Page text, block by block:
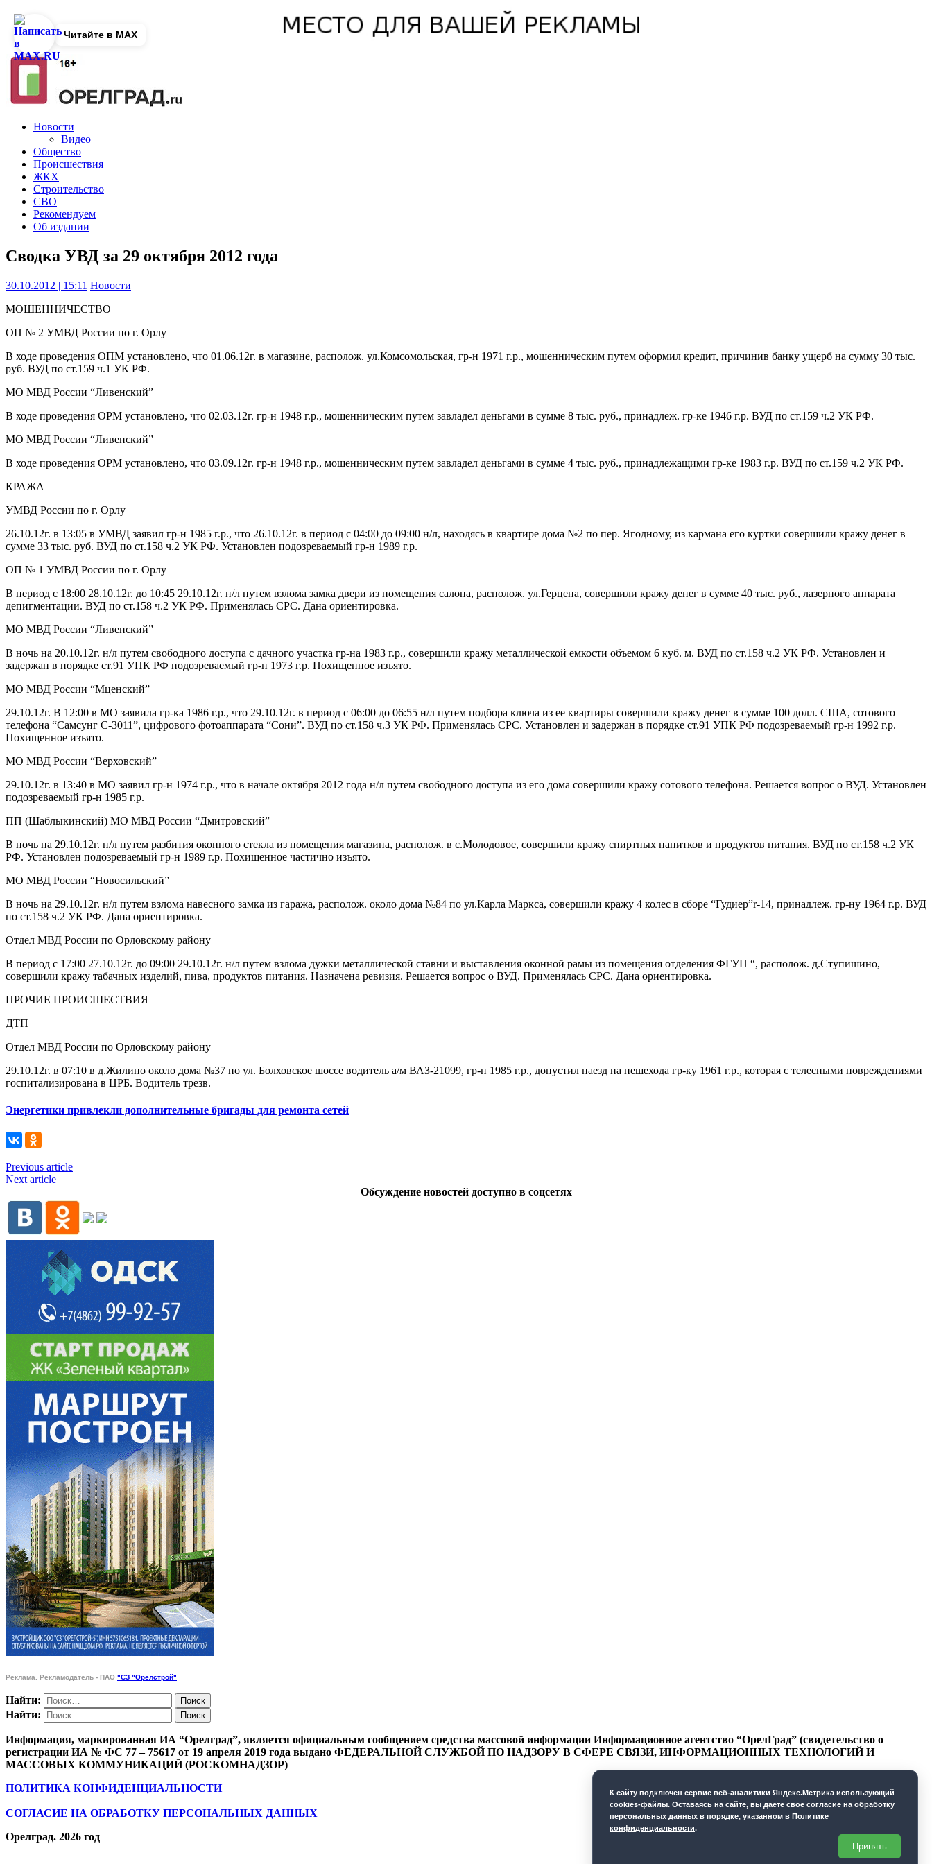
Новости
Видео
Общество
Происшествия
ЖКХ
Строительство
СВО
Рекомендуем
Об издании
Сводка УВД за 29 октября 2012 года
30.10.2012 | 15:11 Новости
МОШЕННИЧЕСТВО
ОП № 2 УМВД России по г. Орлу
В ходе проведения ОПМ установлено, что 01.06.12г. в магазине, располож. ул.Комсомольская, гр-н 1971 г.р., мошенническим путем оформил кредит, причинив банку ущерб на сумму 30 тыс.
руб. ВУД по ст.159 ч.1 УК РФ.
МО МВД России “Ливенский”
В ходе проведения ОРМ установлено, что 02.03.12г. гр-н 1948 г.р., мошенническим путем завладел деньгами в сумме 8 тыс. руб., принадлеж. гр-ке 1946 г.р. ВУД по ст.159 ч.2 УК РФ.
МО МВД России “Ливенский”
В ходе проведения ОРМ установлено, что 03.09.12г. гр-н 1948 г.р., мошенническим путем завладел деньгами в сумме 4 тыс. руб., принадлежащими гр-ке 1983 г.р. ВУД по ст.159 ч.2 УК РФ.
КРАЖА
УМВД России по г. Орлу
26.10.12г. в 13:05 в УМВД заявил гр-н 1985 г.р., что 26.10.12г. в период с 04:00 до 09:00 н/л, находясь в квартире дома №2 по пер. Ягодному, из кармана его куртки совершили кражу денег в
сумме 33 тыс. руб. ВУД по ст.158 ч.2 УК РФ. Установлен подозреваемый гр-н 1989 г.р.
ОП № 1 УМВД России по г. Орлу
В период с 18:00 28.10.12г. до 10:45 29.10.12г. н/л путем взлома замка двери из помещения салона, располож. ул.Герцена, совершили кражу денег в сумме 40 тыс. руб., лазерного аппарата
депигментации. ВУД по ст.158 ч.2 УК РФ. Применялась СРС. Дана ориентировка.
МО МВД России “Ливенский”
В ночь на 20.10.12г. н/л путем свободного доступа с дачного участка гр-на 1983 г.р., совершили кражу металлической емкости объемом 6 куб. м. ВУД по ст.158 ч.2 УК РФ. Установлен и
задержан в порядке ст.91 УПК РФ подозреваемый гр-н 1973 г.р. Похищенное изъято.
МО МВД России “Мценский”
29.10.12г. В 12:00 в МО заявила гр-ка 1986 г.р., что 29.10.12г. в период с 06:00 до 06:55 н/л путем подбора ключа из ее квартиры совершили кражу денег в сумме 100 долл. США, сотового
телефона “Самсунг С-3011”, цифрового фотоаппарата “Сони”. ВУД по ст.158 ч.3 УК РФ. Применялась СРС. Установлен и задержан в порядке ст.91 УПК РФ подозреваемый гр-н 1992 г.р.
Похищенное изъято.
МО МВД России “Верховский”
29.10.12г. в 13:40 в МО заявил гр-н 1974 г.р., что в начале октября 2012 года н/л путем свободного доступа из его дома совершили кражу сотового телефона. Решается вопрос о ВУД. Установлен
подозреваемый гр-н 1985 г.р.
ПП (Шаблыкинский) МО МВД России “Дмитровский”
В ночь на 29.10.12г. н/л путем разбития оконного стекла из помещения магазина, располож. в с.Молодовое, совершили кражу спиртных напитков и продуктов питания. ВУД по ст.158 ч.2 УК
РФ. Установлен подозреваемый гр-н 1989 г.р. Похищенное частично изъято.
МО МВД России “Новосильский”
В ночь на 29.10.12г. н/л путем взлома навесного замка из гаража, располож. около дома №84 по ул.Карла Маркса, совершили кражу 4 колес в сборе “Гудиер”r-14, принадлеж. гр-ну 1964 г.р. ВУД
по ст.158 ч.2 УК РФ. Дана ориентировка.
Отдел МВД России по Орловскому району
В период с 17:00 27.10.12г. до 09:00 29.10.12г. н/л путем взлома дужки металлической ставни и выставления оконной рамы из помещения отделения ФГУП “, располож. д.Ступишино,
совершили кражу табачных изделий, пива, продуктов питания. Назначена ревизия. Решается вопрос о ВУД. Применялась СРС. Дана ориентировка.
ПРОЧИЕ ПРОИСШЕСТВИЯ
ДТП
Отдел МВД России по Орловскому району
29.10.12г. в 07:10 в д.Жилино около дома №37 по ул. Болховское шоссе водитель а/м ВАЗ-21099, гр-н 1985 г.р., допустил наезд на пешехода гр-ку 1961 г.р., которая с телесными повреждениями
госпитализирована в ЦРБ. Водитель трезв.
Энергетики привлекли дополнительные бригады для ремонта сетей
Previous article
Next article
Обсуждение новостей доступно в соцсетях
Реклама. Рекламодатель - ПАО "СЗ "Орелстрой"
Найти:
Найти:
Информация, маркированная ИА “Орелград”, является официальным сообщением средства массовой информации Информационное агентство “ОрелГрад” (свидетельство о
регистрации ИА № ФС 77 – 75617 от 19 апреля 2019 года выдано ФЕДЕРАЛЬНОЙ СЛУЖБОЙ ПО НАДЗОРУ В СФЕРЕ СВЯЗИ, ИНФОРМАЦИОННЫХ ТЕХНОЛОГИЙ И
МАССОВЫХ КОММУНИКАЦИЙ (РОСКОМНАДЗОР)
ПОЛИТИКА КОНФИДЕНЦИАЛЬНОСТИ
СОГЛАСИЕ НА ОБРАБОТКУ ПЕРСОНАЛЬНЫХ ДАННЫХ
Орелград. 2026 год
Читайте в MAX
К cайту подключен сервис веб-аналитики Яндекс.Метрика использующий
cookies-файлы. Оставаясь на сайте, вы даете свое согласие на обработку
персональных данных в порядке, указанном в Политике
конфиденциальности.
Принять